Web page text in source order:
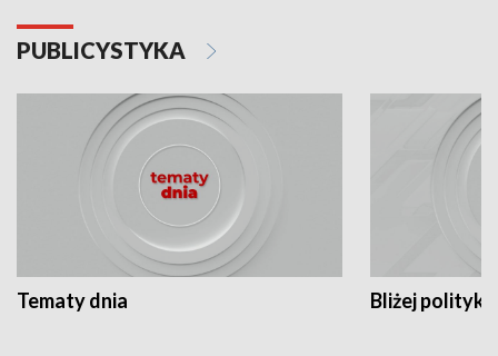
PUBLICYSTYKA
Tematy dnia Bliżej polityki